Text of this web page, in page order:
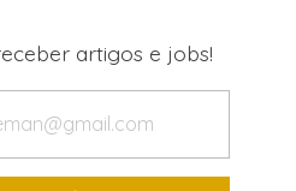
artigos e jobs!